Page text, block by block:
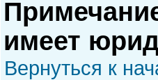
имеет
Вернуться к